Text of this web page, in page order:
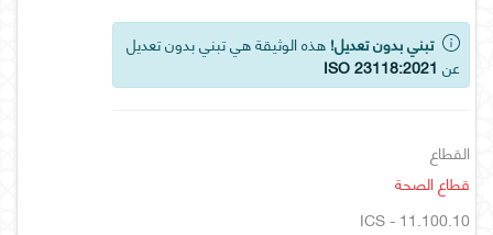
تبني بدون تعديل! هذه الوثيقة هي تبني بدون تعديل
عن ISO 23118:2021
القطاع
قطاع الصحة
ICS - 11.100.10